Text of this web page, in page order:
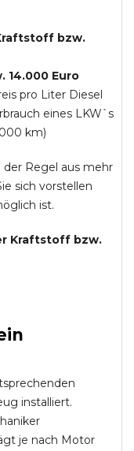
bzw.
14.000 Euro
pro Liter Diesel
eines LKW`s
km)
der Regel aus mehr
sich vorstellen
ist.
Kraftstoff bzw.
installiert.
je nach Motor